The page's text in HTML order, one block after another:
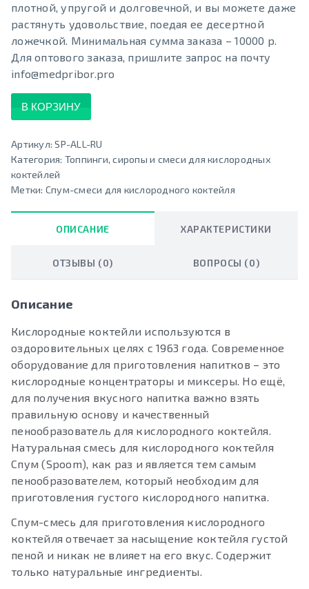
плотной, упругой и долговечной, и вы можете даже
растянуть удовольствие, поедая ее десертной
ложечкой. Минимальная сумма заказа – 10000 р.
Для оптового заказа, пришлите запрос на почту
info@medpribor.pro
В КОРЗИНУ
Артикул:SP-ALL-RU
Категория: Топпинги, сиропы и смеси для кислородных
коктейлей
Метки: Спум-смеси для кислородного коктейля
ОПИСАНИЕ ХАРАКТЕРИСТИКИ
ОТЗЫВЫ (0) ВОПРОСЫ (0)
Описание
Кислородные коктейли используются в
оздоровительных целях с 1963 года. Современное
оборудование для приготовления напитков – это
кислородные концентраторы и миксеры. Но ещё,
для получения вкусного напитка важно взять
правильную основу и качественный
пенообразователь для кислородного коктейля.
Натуральная смесь для кислородного коктейля
Спум (Spoom), как раз и является тем самым
пенообразователем, который необходим для
приготовления густого кислородного напитка.
Спум-смесь для приготовления кислородного
коктейля отвечает за насыщение коктейля густой
пеной и никак не влияет на его вкус. Содержит
только натуральные ингредиенты.